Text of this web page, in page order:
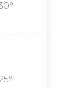
25°